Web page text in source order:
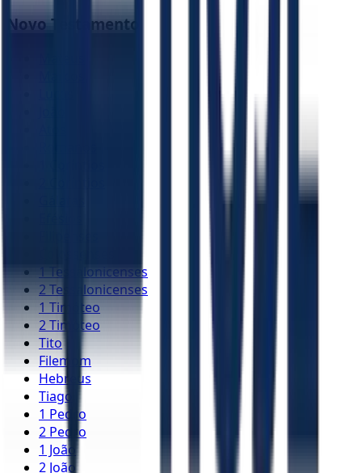
Novo Testamento
1 Tessalonicenses
2 Tessalonicenses
1 Timóteo
2 Timóteo
Tito
Filemom
Hebreus
Tiago
1 Pedro
2 Pedro
1 João
2 João